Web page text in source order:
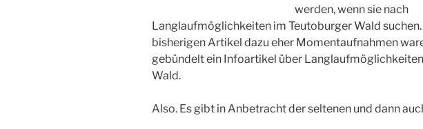
werden, wenn sie nach
Langlaufmöglichkeiten im Teutoburger Wald
bisherigen Artikel dazu eher Momentaufnahmen
gebündelt ein Infoartikel über
Wald.
Also. Es gibt in Anbetracht der seltenen und dann